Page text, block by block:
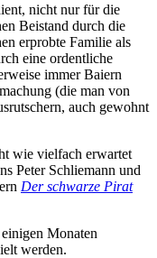
nicht nur für die
Beistand durch die
erprobte Familie als
eine ordentliche
immer Baiern
(die man von
auch gewohnt
wie vielfach erwartet
Peter Schliemann und
Der schwarze Pirat
Monaten
werden.